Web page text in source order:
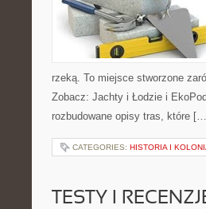
rzeką. To miejsce stworzone
Zobacz: Jachty i Łodzie i
rozbudowane opisy tras, które
CATEGORIES: HISTORIA I
TESTY I